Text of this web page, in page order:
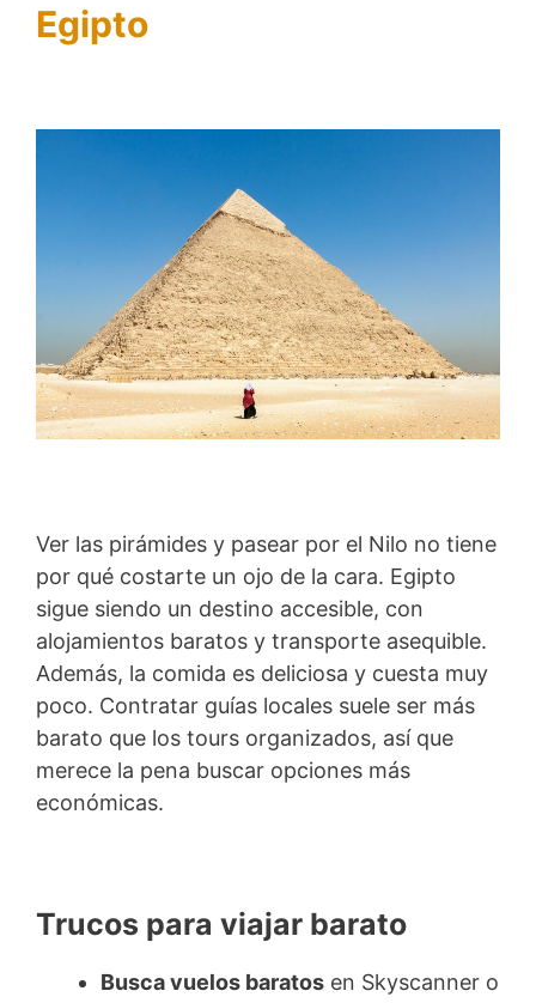
Egipto
Ver las pirámides y pasear por el Nilo no tiene
por qué costarte un ojo de la cara. Egipto
sigue siendo un destino accesible, con
alojamientos baratos y transporte asequible.
Además, la comida es deliciosa y cuesta muy
poco. Contratar guías locales suele ser más
barato que los tours organizados, así que
merece la pena buscar opciones más
económicas.
Trucos para viajar barato
Busca vuelos baratos en Skyscanner o